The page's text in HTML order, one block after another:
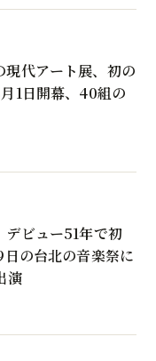
現代アート展、初の
1日開幕、40組の
デビュー51年で初
の台北の音楽祭に
演